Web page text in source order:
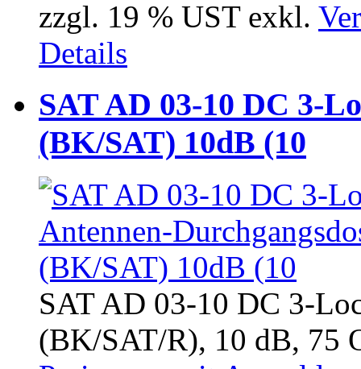
zzgl. 19 % UST exkl.
Details
SAT AD 03-10 DC 3-
(BK/SAT) 10dB (10
SAT AD 03-10 DC 3-
(BK/SAT/R), 10 dB, 75